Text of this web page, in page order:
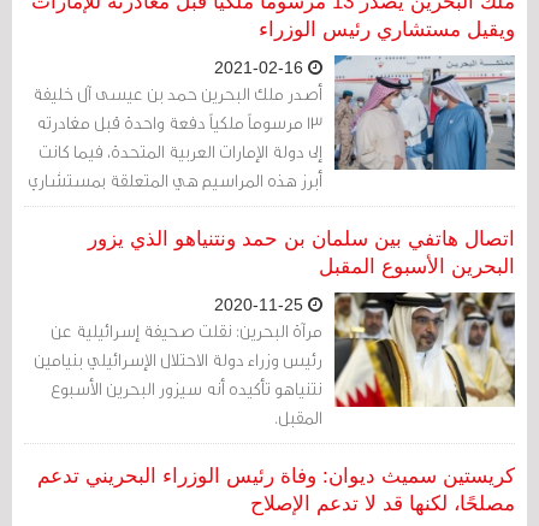
ويقيل مستشاري رئيس الوزراء
أصدر ملك البحرين حمد بن عيسى آل خليفة
13 مرسوماً ملكياً دفعة واحدة قبل مغادرته
إلى دولة الإمارات العربية المتحدة، فيما كانت
أبرز هذه المراسيم هي المتعلقة بمستشاري
رئيس الوزراء إبان عهد خليفة بن سلمان،
والذين تمت إقالتهم جميعاً دفعةً واحدة.
اتصال هاتفي بين سلمان بن حمد ونتنياهو الذي يزور
البحرين الأسبوع المقبل
مرآة البحرين: نقلت صحيفة إسرائيلية عن
رئيس وزراء دولة الاحتلال الإسرائيلي بنيامين
نتنياهو تأكيده أنه سيزور البحرين الأسبوع
المقبل.
كريستين سميث ديوان: وفاة رئيس الوزراء البحريني تدعم
مصلحًا، لكنها قد لا تدعم الإصلاح